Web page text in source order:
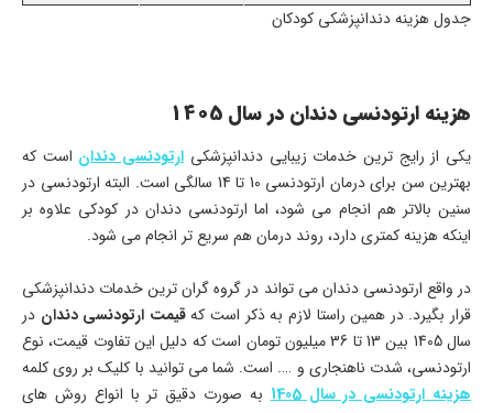
جدول هزینه دندانپزشکی کودکان
هزینه ارتودنسی دندان در سال 1405
یکی از رایج ترین خدمات زیبایی دندانپزشکی ارتودنسی دندان است که
بهترین سن برای درمان ارتودنسی 10 تا 14 سالگی است. البته ارتودنسی در
سنین بالاتر هم انجام می شود، اما ارتودنسی دندان در کودکی علاوه بر
اینکه هزینه کمتری دارد، روند درمان هم سریع تر انجام می شود.
در واقع ارتودنسی دندان می تواند در گروه گران ترین خدمات دندانپزشکی
قرار بگیرد. در همین راستا لازم به ذکر است کهقیمت ارتودنسی دندان در
سال 1405 بین 13 تا 36 میلیون تومان است که دلیل این تفاوت قیمت، نوع
ارتودنسی، شدت ناهنجاری و …. است. شما می توانید با کلیک بر روی کلمه
هزینه ارتودنسی در سال 1405
به صورت دقیق تر با انواع روش های